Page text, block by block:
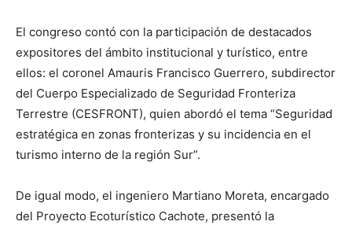
El congreso contó con la participación de destacados
expositores del ámbito institucional y turístico, entre
ellos: el coronel Amauris Francisco Guerrero, subdirector
del Cuerpo Especializado de Seguridad Fronteriza
Terrestre (CESFRONT), quien abordó el tema “Seguridad
estratégica en zonas fronterizas y su incidencia en el
turismo interno de la región Sur”.
De igual modo, el ingeniero Martiano Moreta, encargado
del Proyecto Ecoturístico Cachote, presentó la